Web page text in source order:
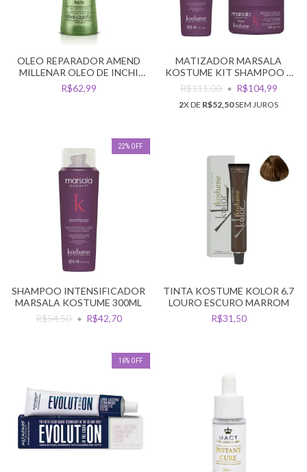
OLEO REPARADOR AMEND
MILLENAR OLEO DE INCHI
60ML
R$62,99
MATIZADOR MARSALA
KOSTUME KIT SHAMPOO +
MASCARA
R$111,00 R$104,99
2X DE R$52,50SEM JUROS
22% OFF
SHAMPOO INTENSIFICADOR
MARSALA KOSTUME 300ML
R$54,50
R$42,70
TINTA KOSTUME KOLOR 6.7
LOURO ESCURO MARROM
R$31,50
16% OFF